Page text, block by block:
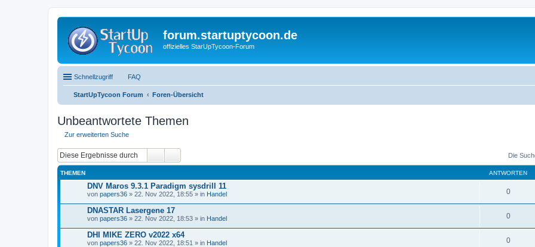
forum.startuptycoon.de
offizielles StarUpTycoon-Forum
Schnellzugriff FAQ
StartUpTycoon Forum Foren-Übersicht
Unbeantwortete Themen
Zur erweiterten Suche
Die
THEMEN ANTWORTEN
DNV Maros 9.3.1 Paradigm sysdrill 11
von papers36 » 22. Nov 2022, 18:55 » in Handel 0
DNASTAR Lasergene 17
von papers36 » 22. Nov 2022, 18:53 » in Handel 0
DHI MIKE ZERO v2022 x64
von papers36 » 22. Nov 2022, 18:51 » in Handel 0